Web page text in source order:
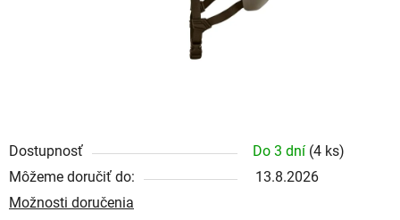
Dostupnosť Do 3 dní (4 ks)
Môžeme doručiť do:
13.8.2026
Možnosti doručenia